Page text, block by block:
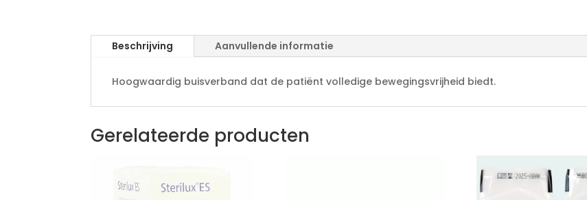
t
e
Beschrijving Aanvullende informatie
Hoogwaardig buisverband dat de patiënt volledige bewegingsvrijheid biedt.
Gerelateerde producten